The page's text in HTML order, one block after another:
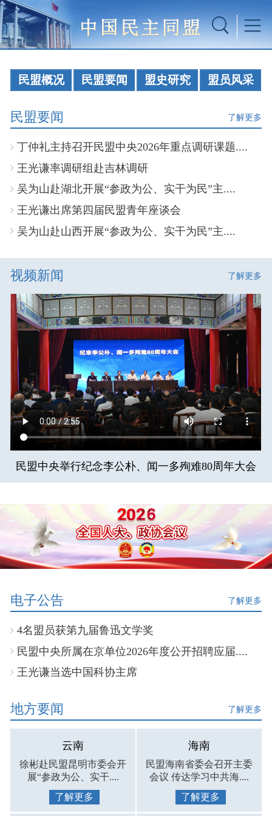
民盟概况 民盟要闻 盟史研究 盟员风采
民盟要闻 了解更多
丁仲礼主持召开民盟中央2026年重点调研课题....
王光谦率调研组赴吉林调研
吴为山赴湖北开展“参政为公、实干为民”主....
王光谦出席第四届民盟青年座谈会
吴为山赴山西开展“参政为公、实干为民”主....
视频新闻 了解更多
民盟中央举行纪念李公朴、闻一多殉难80周年大会
电子公告 了解更多
4名盟员获第九届鲁迅文学奖
民盟中央所属在京单位2026年度公开招聘应届....
王光谦当选中国科协主席
地方要闻 了解更多
云南
徐彬赴民盟昆明市委会开
展“参政为公、实干....
了解更多
海南
民盟海南省委会召开主委
会议 传达学习中共海....
了解更多